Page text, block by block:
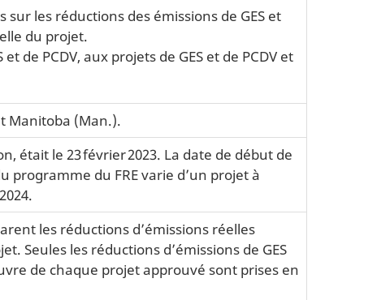
les réductions des émissions de GES et
du projet.
de PCDV, aux projets de GES et de PCDV et
Manitoba (Man.).
était le 23 février 2023. La date de début de
programme du FRE varie d’un projet à
les réductions d’émissions réelles
Seules les réductions d’émissions de GES
de chaque projet approuvé sont prises en